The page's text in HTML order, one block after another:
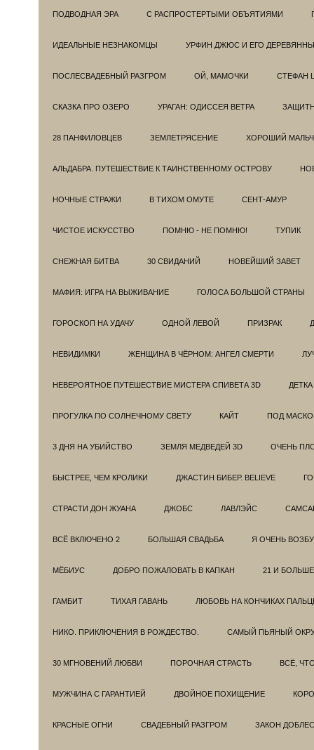
ПОДВОДНАЯ ЭРА С РАСПРОСТЕРТЫМИ ОБЪЯТИЯМИ
ИДЕАЛЬНЫЕ НЕЗНАКОМЦЫ УРФИН ДЖЮС И ЕГО
ПОСЛЕСВАДЕБНЫЙ РАЗГРОМ ОЙ, МАМОЧКИ СТЕФАН
СКАЗКА ПРО ОЗЕРО УРАГАН: ОДИССЕЯ ВЕТРА
28 ПАНФИЛОВЦЕВ ЗЕМЛЕТРЯСЕНИЕ ХОРОШИЙ
АЛЬДАБРА. ПУТЕШЕСТВИЕ К ТАИНСТВЕННОМУ ОСТРОВУ
НОЧНЫЕ СТРАЖИ В ТИХОМ ОМУТЕ СЕНТ-АМУР
ЧИСТОЕ ИСКУССТВО ПОМНЮ - НЕ ПОМНЮ! ТУПИК
СНЕЖНАЯ БИТВА 30 СВИДАНИЙ НОВЕЙШИЙ ЗАВЕТ
МАФИЯ: ИГРА НА ВЫЖИВАНИЕ ГОЛОСА БОЛЬШОЙ СТРАНЫ
ГОРОСКОП НА УДАЧУ ОДНОЙ ЛЕВОЙ ПРИЗРАК
НЕВИДИМКИ ЖЕНЩИНА В ЧЁРНОМ: АНГЕЛ СМЕРТИ
НЕВЕРОЯТНОЕ ПУТЕШЕСТВИЕ МИСТЕРА СПИВЕТА 3D ДЕТКА
ПРОГУЛКА ПО СОЛНЕЧНОМУ СВЕТУ КАЙТ ПОД
3 ДНЯ НА УБИЙСТВО ЗЕМЛЯ МЕДВЕДЕЙ 3D ОЧЕНЬ
БЫСТРЕЕ, ЧЕМ КРОЛИКИ ДЖАСТИН БИБЕР. BELIEVE
СТРАСТИ ДОН ЖУАНА ДЖОБС ЛАВЛЭЙС
ВСЁ ВКЛЮЧЕНО 2 БОЛЬШАЯ СВАДЬБА Я ОЧЕНЬ
МЁБИУС ДОБРО ПОЖАЛОВАТЬ В КАПКАН 21 И БОЛЬШЕ
ГАМБИТ ТИХАЯ ГАВАНЬ ЛЮБОВЬ НА КОНЧИКАХ
НИКО. ПРИКЛЮЧЕНИЯ В РОЖДЕСТВО. САМЫЙ ПЬЯНЫЙ
30 МГНОВЕНИЙ ЛЮБВИ ПОРОЧНАЯ СТРАСТЬ ВСЁ,
МУЖЧИНА С ГАРАНТИЕЙ ДВОЙНОЕ ПОХИЩЕНИЕ
КРАСНЫЕ ОГНИ СВАДЕБНЫЙ РАЗГРОМ ЗАКОН